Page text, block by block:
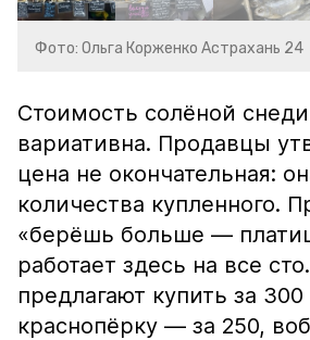
Фото: Ольга Корженко Астрахань 24
Стоимость солёной
вариативна. Продавцы
цена не окончательная:
количества купленного.
«берёшь больше —
работает здесь на все
предлагают купить за
краснопёрку — за 250,